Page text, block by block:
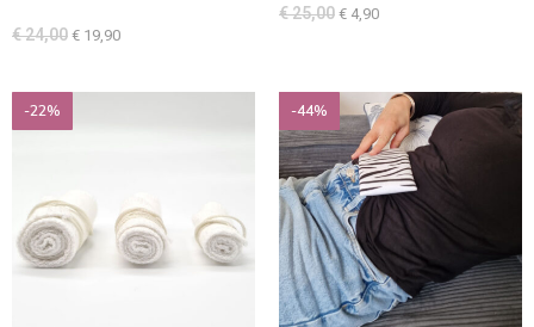
€24,00 € 19,90
€25,00 € 4,90
-22% -44%